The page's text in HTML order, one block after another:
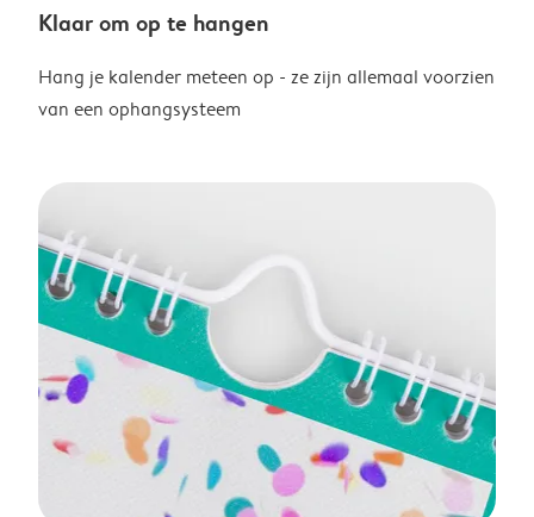
Klaar om op te hangen
Hang je kalender meteen op - ze zijn allemaal voorzien
van een ophangsysteem